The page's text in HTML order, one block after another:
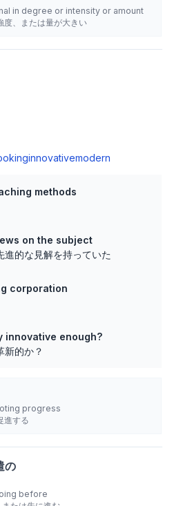
in degree or intensity or amount
度、または量が大きい
innovativemodern
methods
on the subject
進的な見解を持っていた
corporation
innovative enough?
新的か？
progress
進する
の
before